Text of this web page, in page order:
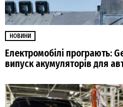
НОВИНИ
Електромобілі програють:
випуск акумуляторів для